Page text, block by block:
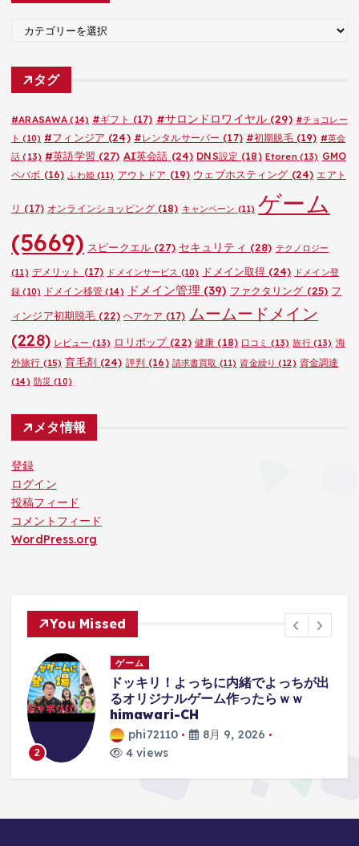
ゴ
タグ
#ARASAWA (14) #ギフト (17) #サロンドロワイヤル(29) #チョコレー
ト (10) #フィンジア (24) #レンタルサーバー (17) #初期脱毛(19) #英会
話 (13) #英語学習 (27) AI英会話 (24) DNS設定 (18) Etoren(13) GMO
ペパボ (16) ふわ姫(11) アウトドア (19) ウェブホスティング (24) エアト
リ (17) オンラインショッピング(18) キャンペーン (11) ゲーム
(5669) スピークエル(27) セキュリティ (28) テクノロジー
(11) デメリット (17) ドメインサービス (10) ドメイン取得 (24) ドメイン登
録 (10) ドメイン移管(14) ドメイン管理 (39) ファクタリング (25) フ
ィンジア初期脱毛 (22) ヘアケア (17) ムームードメイン
(228) レビュー (13) ロリポップ(22) 健康 (18) 口コミ (13) 旅行(13) 海
外旅行 (15) 育毛剤(24) 評判 (16) 請求書買取 (11) 資金繰り (12) 資金調達
(14) 防災 (10)
メタ情報
登録
ログイン
投稿フィード
コメントフィード
WordPress.org
You Missed
ゲーム
【完全解説】なぜゲーム機の「決定ボ
タン」は永遠に統一できないのか、
44年続く混乱の歴史を解説【保存
版】
phi72110